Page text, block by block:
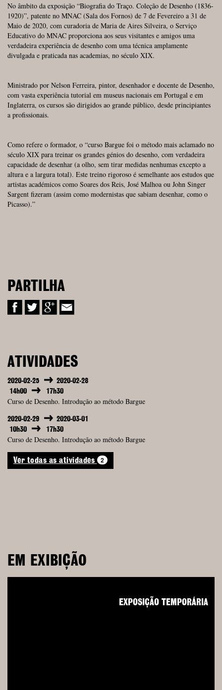
No âmbito da exposição “Biografia do Traço. Coleção de Desenho (1836-
1920)”, patente no MNAC (Sala dos Fornos) de 7 de Fevereiro a 31 de
Maio de 2020, com curadoria de Maria de Aires Silveira, o Serviço
Educativo do MNAC proporciona aos seus visitantes e amigos uma
verdadeira experiência de desenho com uma técnica amplamente
divulgada e praticada nas academias, no século XIX.
Ministrado por Nelson Ferreira, pintor, desenhador e docente de Desenho,
com vasta experiência tutorial em museus nacionais em Portugal e em
Inglaterra, os cursos são dirigidos ao grande público, desde principiantes
a profissionais.
Como refere o formador, o “curso Bargue foi o método mais aclamado no
século XIX para treinar os grandes génios do desenho, com verdadeira
capacidade de desenhar (a olho, sem tirar medidas nenhumas excepto a
altura e a largura total). Este treino rigoroso é semelhante aos estudos que
artistas académicos como Soares dos Reis, José Malhoa ou John Singer
Sargent fizeram (assim como modernistas que sabiam desenhar, como o
Picasso).”
PARTILHA
ATIVIDADES
2020-02-25
2020-02-28
14h00
17h30
Curso de Desenho. Introdução ao método Bargue
2020-02-29
2020-03-01
10h30
17h30
Curso de Desenho. Introdução ao método Bargue
Ver todas as atividades 2
EM EXIBIÇÃO
EXPOSIÇÃO TEMPORÁRIA